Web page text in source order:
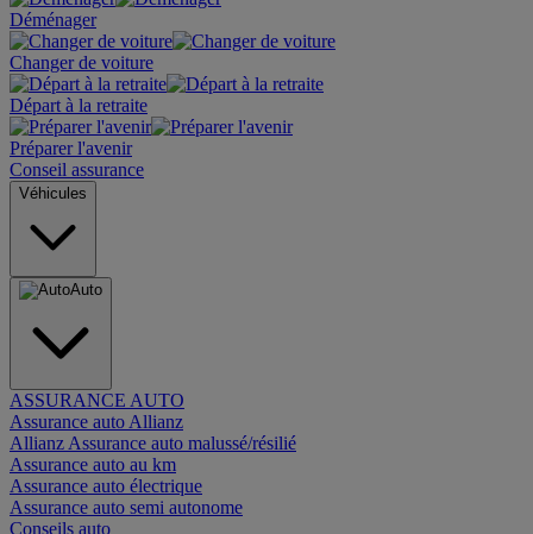
Déménager
Changer de voiture
Départ à la retraite
Préparer l'avenir
Conseil assurance
Véhicules
Auto
ASSURANCE AUTO
Assurance auto Allianz
Allianz Assurance auto malussé/résilié
Assurance auto au km
Assurance auto électrique
Assurance auto semi autonome
Conseils auto